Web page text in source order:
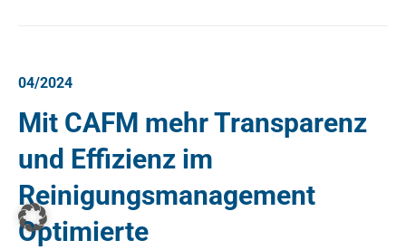
04/2024
Mit CAFM mehr Transparenz
und Effizienz im
Reinigungsmanagement
Optimierte